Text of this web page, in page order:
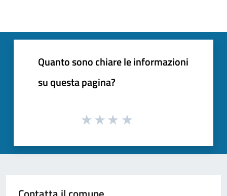
Quanto sono chiare le informazioni
su questa pagina?